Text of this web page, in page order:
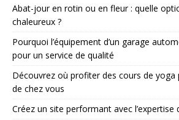
Abat-jour en rotin ou en fleur : quelle
chaleureux ?
Pourquoi l’équipement d’un garage
pour un service de qualité
Découvrez où profiter des cours de yoga
de chez vous
Créez un site performant avec l’expertise